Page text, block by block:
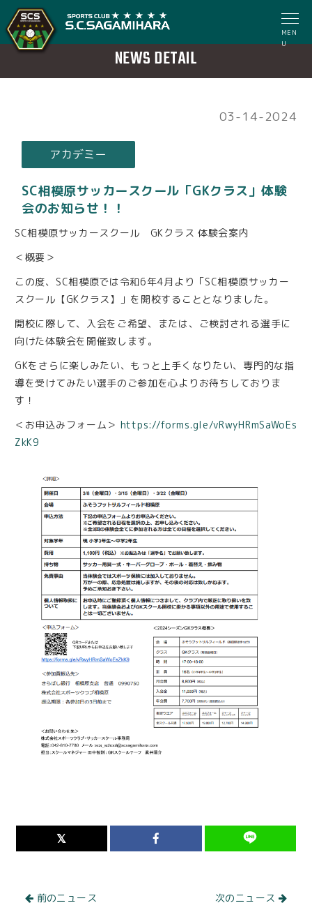
MEN
U
NEWS DETAIL
03-14-2024
アカデミー
SC相模原サッカースクール「GKクラス」体験
会のお知らせ！！
SC相模原サッカースクール GKクラス 体験会案内
＜概要＞
この度、SC相模原では令和6年4月より「SC相模原サッカー
スクール【GKクラス】」を開校することとなりました。
開校に際して、入会をご希望、または、ご検討される選手に
向けた体験会を開催致します。
GKをさらに楽しみたい、もっと上手くなりたい、専門的な指
導を受けてみたい選手のご参加を心よりお待ちしておりま
す！
＜お申込みフォーム＞ https://forms.gle/vRwyHRmSaWoEs
ZkK9
前のニュース 次のニュース